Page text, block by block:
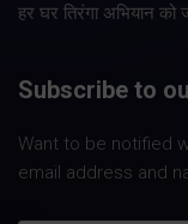
हर घर तिरंगा अभियान
Subscribe to
Want to be notified
email address and